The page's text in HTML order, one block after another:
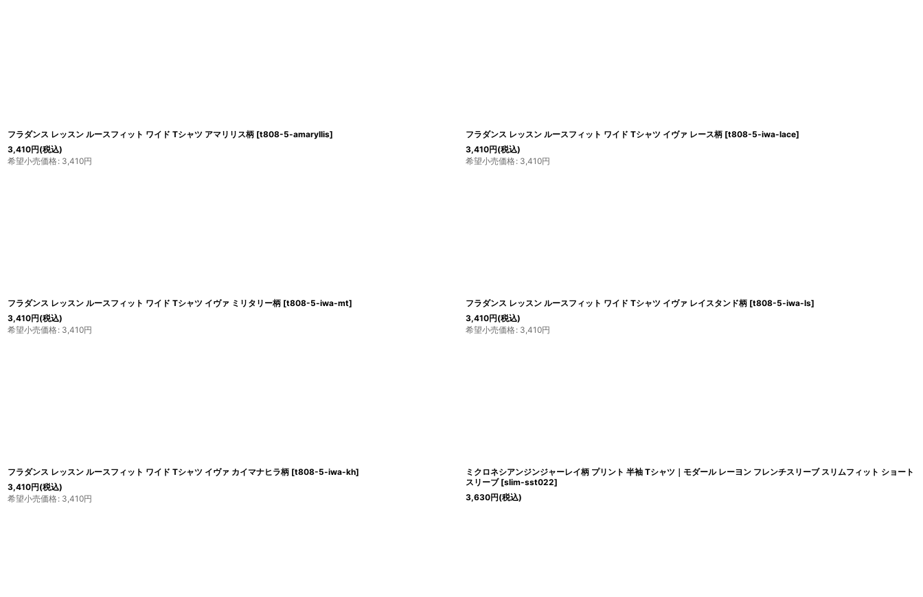
フラダンス レッスン ルースフィット ワイド Tシャツ アマリリス柄 [t808-5-amaryllis]
3,410円(税込)
希望小売価格: 3,410円
フラダンス レッスン ルースフィット ワイド Tシャツ イヴァ レース柄 [t808-5-iwa-lace]
3,410円(税込)
希望小売価格: 3,410円
フラダンス レッスン ルースフィット ワイド Tシャツ イヴァ ミリタリー柄 [t808-5-iwa-mt]
3,410円(税込)
希望小売価格: 3,410円
フラダンス レッスン ルースフィット ワイド Tシャツ イヴァ レイスタンド柄 [t808-5-iwa-ls]
3,410円(税込)
希望小売価格: 3,410円
フラダンス レッスン ルースフィット ワイド Tシャツ イヴァ カイマナヒラ柄 [t808-5-iwa-kh]
3,410円(税込)
希望小売価格: 3,410円
ミクロネシアンジンジャーレイ柄 プリント 半袖 Tシャツ｜モダール レーヨン フレンチスリーブ スリムフィット ショート
スリーブ [slim-sst022]
3,630円(税込)